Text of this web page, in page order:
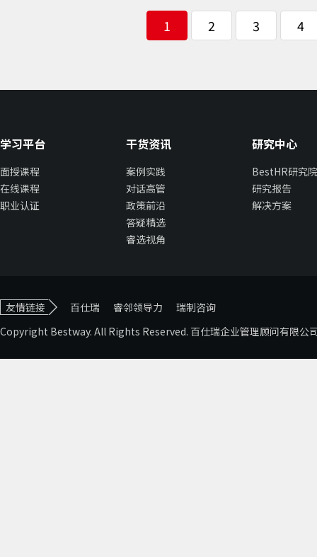
1 2 3 4
学习平台
面授课程
在线课程
职业认证
干货资讯
案例实践
对话高管
政策前沿
答疑精选
睿选视角
研究中心
BestHR研究院
研究报告
解决方案
友情链接 百仕瑞 睿邻领导力
瑞制咨询
Copyright Bestway. All Rights Reserved. 百仕瑞企业管理顾问有限公